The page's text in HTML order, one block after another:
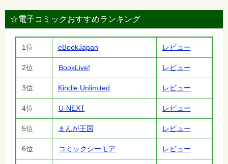
☆電子コミックおすすめランキング
1位 eBookJapan レビュー
2位 BookLive! レビュー
3位 Kindle Unlimited レビュー
4位 U-NEXT レビュー
5位 まんが王国 レビュー
6位 コミックシーモア レビュー